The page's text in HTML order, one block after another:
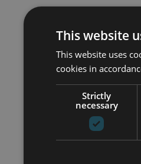
This website
This website uses
cookies in
Strictly
necessary